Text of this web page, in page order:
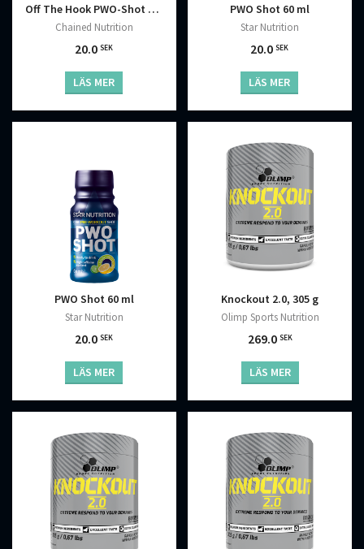
Off The Hook PWO-Shot 60 ml
Chained Nutrition
20.0SEK
LÄS MER
PWO Shot 60 ml
Star Nutrition
20.0SEK
LÄS MER
PWO Shot 60 ml
Star Nutrition
20.0SEK
LÄS MER
Knockout 2.0, 305 g
Olimp Sports Nutrition
269.0 SEK
LÄS MER